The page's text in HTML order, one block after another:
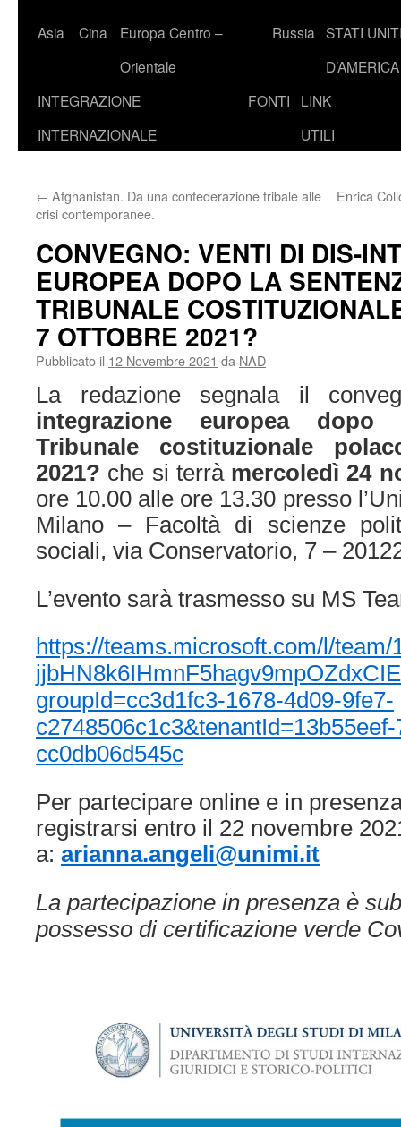
Asia Cina
Europa Centro –
Orientale
Russia STATI
D’AMERICA
INTEGRAZIONE
INTERNAZIONALE
FONTI
LINK
UTILI
← Afghanistan. Da una confederazione tribale alle
crisi contemporanee.
Enrica
CONVEGNO: VENTI DI DIS-
EUROPEA DOPO LA
TRIBUNALE
7 OTTOBRE 2021?
Pubblicato il 12 Novembre 2021 da NAD
La redazione segnala il
integrazione europea
Tribunale costituzionale
2021? che si terrà mercoledì 24
ore 10.00 alle ore 13.30 presso
Milano – Facoltà di scienze
sociali, via Conservatorio, 7 –
L’evento sarà trasmesso su MS
https://teams.microsoft.com/l/team/
groupId=cc3d1fc3-1678-4d09-9fe7-
cc0db06d545c
Per partecipare online e in
registrarsi entro il 22 novembre
a: arianna.angeli@unimi.it
La partecipazione in presenza è
possesso di certificazione verde